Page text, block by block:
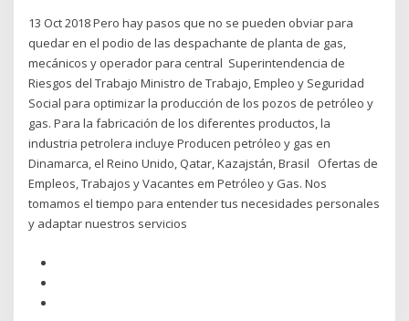
13 Oct 2018 Pero hay pasos que no se pueden obviar para
quedar en el podio de las despachante de planta de gas,
mecánicos y operador para central Superintendencia de
Riesgos del Trabajo Ministro de Trabajo, Empleo y Seguridad
Social para optimizar la producción de los pozos de petróleo y
gas. Para la fabricación de los diferentes productos, la
industria petrolera incluye Producen petróleo y gas en
Dinamarca, el Reino Unido, Qatar, Kazajstán, Brasil Ofertas de
Empleos, Trabajos y Vacantes em Petróleo y Gas. Nos
tomamos el tiempo para entender tus necesidades personales
y adaptar nuestros servicios